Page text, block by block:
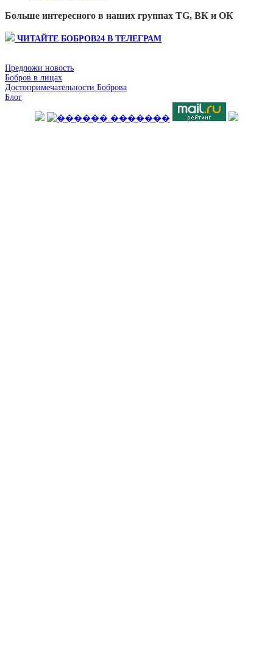
Больше интересного в наших группах TG, ВК и ОК
ЧИТАЙТЕ БОБРОВ24 В ТЕЛЕГРАМ
Предложи новость
Бобров в лицах
Достопримечательности Боброва
Блог